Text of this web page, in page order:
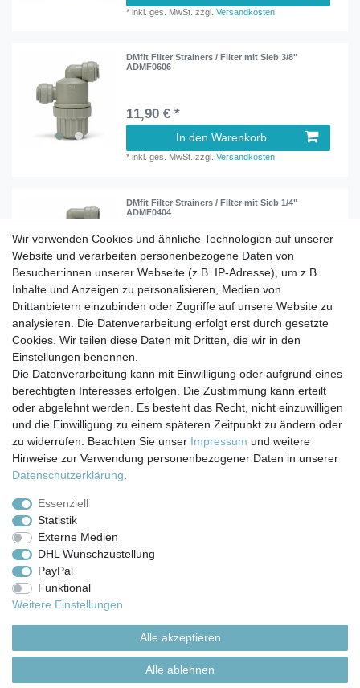
*inkl. ges. MwSt. zzgl.Versandkosten
DMfit Filter Strainers / Filter mit Sieb 3/8"
ADMF0606
11,90 € *
In den Warenkorb
*inkl. ges. MwSt. zzgl.Versandkosten
DMfit Filter Strainers / Filter mit Sieb 1/4"
ADMF0404
9,90 € *
In den Warenkorb
*inkl. ges. MwSt.zzgl. Versandkosten
Impressum Daten­schutz­erklärung AGB
Barrierefreiheitserklärung Widerrufs­recht
Versand- & Zahlungsbedingungen
Wir verwenden Cookies und ähnliche Technologien auf unserer
Website und verarbeiten personenbezogene Daten von
Besucher:innen unserer Webseite (z.B. IP-Adresse), um z.B.
Inhalte und Anzeigen zu personalisieren, Medien von
Drittanbietern einzubinden oder Zugriffe auf unsere Website zu
analysieren. Die Datenverarbeitung erfolgt erst durch gesetzte
Cookies. Wir teilen diese Daten mit Dritten, die wir in den
Einstellungen benennen.
Die Datenverarbeitung kann mit Einwilligung oder aufgrund eines
berechtigten Interesses erfolgen. Die Zustimmung kann erteilt
oder abgelehnt werden. Es besteht das Recht, nicht einzuwilligen
und die Einwilligung zu einem späteren Zeitpunkt zu ändern oder
zu widerrufen. Beachten Sie unser Impressum und weitere
Hinweise zur Verwendung personenbezogener Daten in unserer
Daten­schutz­erklärung
Essenziell
Statistik
Externe Medien
DHL Wunschzustellung
PayPal
Funktional
Weitere Einstellungen
Alle akzeptieren
Alle ablehnen